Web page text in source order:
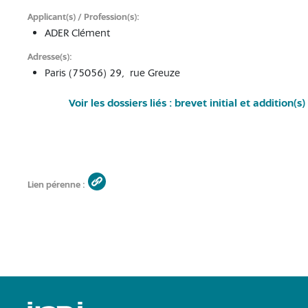
Applicant(s) / Profession(s)
ADER Clément
Adresse(s)
Paris (75056) 29, rue Greuze
Voir les dossiers liés : brevet initial et addition(s)
Lien pérenne